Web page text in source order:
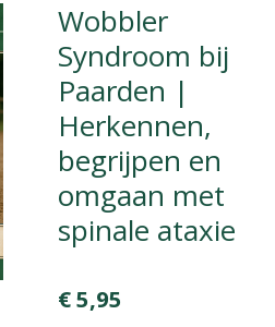
Wobbler
Syndroom bij
Paarden |
Herkennen,
begrijpen en
omgaan met
spinale ataxie
€ 5,95